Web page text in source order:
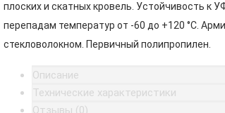
плоских и скатных кровель. Устойчивость к
перепадам температур от -60 до +120 °C.
стекловолокном. Первичный полипропилен.
Описание
Технические характеристики
Отзывы (0)